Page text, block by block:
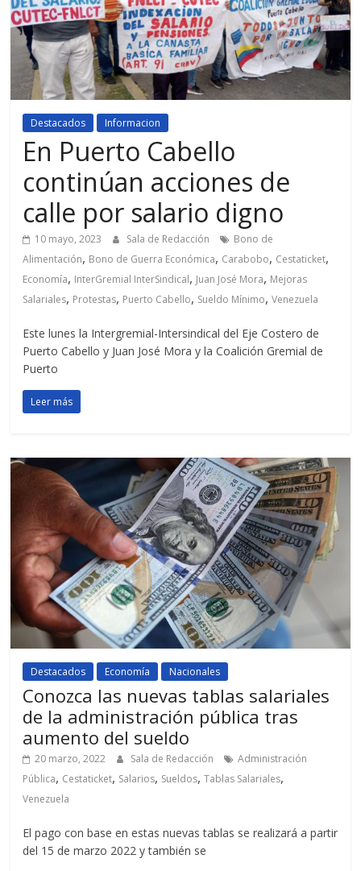
Destacados Informacion
En Puerto Cabello
continúan acciones de
calle por salario digno
10 mayo, 2023 Sala de Redacción
Bono de
Alimentación, Bono de Guerra Económica, Carabobo, Cestaticket,
Economía, InterGremial InterSindical, Juan José Mora, Mejoras
Salariales, Protestas, Puerto Cabello, Sueldo Mínimo,Venezuela
Este lunes la Intergremial-Intersindical del Eje Costero de
Puerto Cabello y Juan José Mora y la Coalición Gremial de
Puerto
Leer más
Destacados Economía Nacionales
Conozca las nuevas tablas salariales
de la administración pública tras
aumento del sueldo
20 marzo, 2022 Sala de Redacción
Administración
Pública, Cestaticket, Salarios, Sueldos,Tablas Salariales,
Venezuela
El pago con base en estas nuevas tablas se realizará a partir
del 15 de marzo 2022 y también se